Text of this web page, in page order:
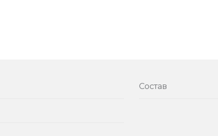
Состав